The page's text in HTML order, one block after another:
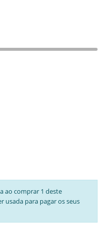
ao comprar 1 deste
usada para pagar os seus